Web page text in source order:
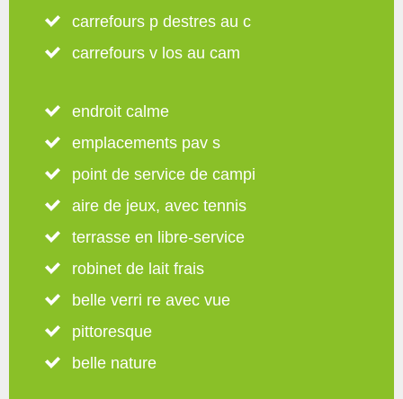
carrefours p destres au c
carrefours v los au cam
endroit calme
emplacements pav s
point de service de campi
aire de jeux, avec tennis
terrasse en libre-service
robinet de lait frais
belle verri re avec vue
pittoresque
belle nature